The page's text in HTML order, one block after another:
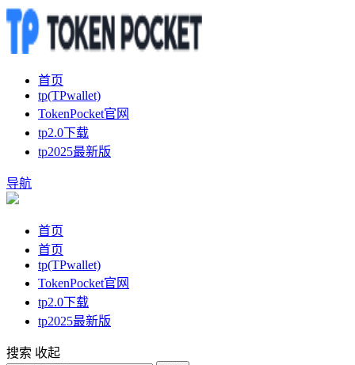
首页
tp(TPwallet)
TokenPocket官网
tp2.0下载
tp2025最新版
导航
首页
首页
tp(TPwallet)
TokenPocket官网
tp2.0下载
tp2025最新版
搜索 收起